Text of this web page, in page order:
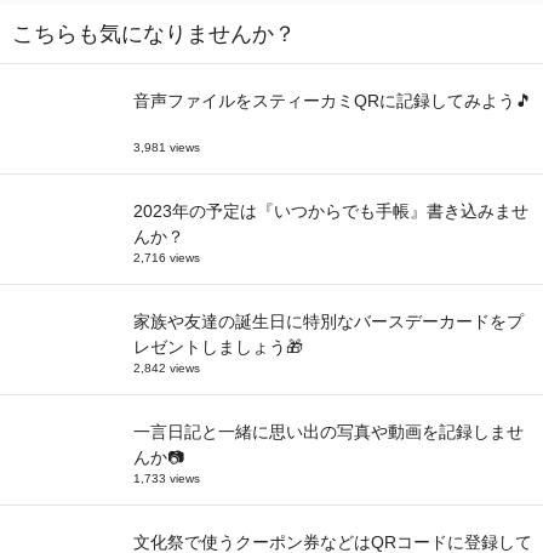
こちらも気になりませんか？
音声ファイルをスティーカミQRに記録してみよう🎵
3,981 views
2023年の予定は『いつからでも手帳』書き込みませ
んか？
2,716 views
家族や友達の誕生日に特別なバースデーカードをプ
レゼントしましょう🎁
2,842 views
一言日記と一緒に思い出の写真や動画を記録しませ
んか📷
1,733 views
文化祭で使うクーポン券などはQRコードに登録して